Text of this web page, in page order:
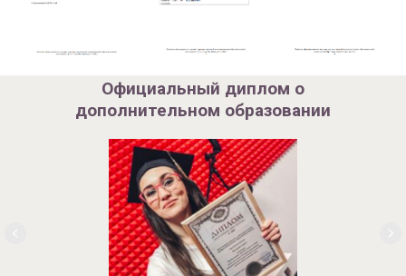
Официальный диплом о
дополнительном образовании